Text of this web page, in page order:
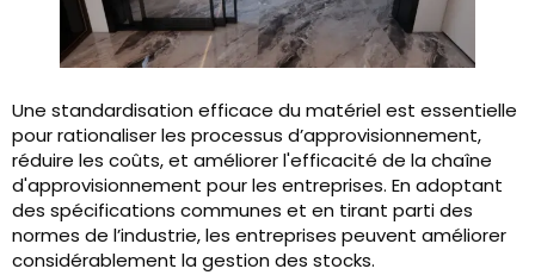
Une standardisation efficace du matériel est essentielle
pour rationaliser les processus d’approvisionnement,
réduire les coûts, et améliorer l'efficacité de la chaîne
d'approvisionnement pour les entreprises. En adoptant
des spécifications communes et en tirant parti des
normes de l’industrie, les entreprises peuvent améliorer
considérablement la gestion des stocks.